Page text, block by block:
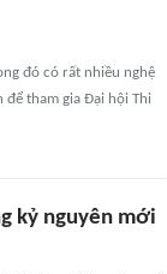
đó có rất nhiều nghệ
tham gia Đại hội Thi
kỷ nguyên mới